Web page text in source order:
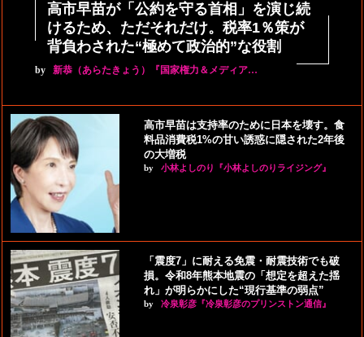
高市早苗が「公約を守る首相」を演じ続
けるため、ただそれだけ。税率1％策が
背負わされた“極めて政治的”な役割
by 新恭（あらたきょう）『国家権力＆メディア…
高市早苗は支持率のために日本を壊す。食
料品消費税1%の甘い誘惑に隠された2年後
の大増税
by 小林よしのり『小林よしのりライジング』
「震度7」に耐える免震・耐震技術でも破
損。令和8年熊本地震の「想定を超えた揺
れ」が明らかにした“現行基準の弱点”
by 冷泉彰彦『冷泉彰彦のプリンストン通信』